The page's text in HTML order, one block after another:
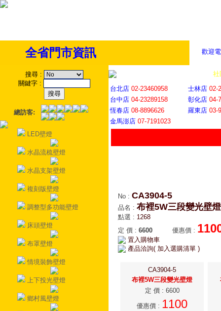
歡迎
全省門市資訊
搜尋 :
關鍵字 :
總訪客:
LED壁燈
水晶流梳壁燈
水晶支架壁燈
複刻版壁燈
調整型多功能壁燈
床頭壁燈
布罩壁燈
情境裝飾壁燈
上下投光壁燈
鄉村風壁燈
社
台北店 02-23460958 士林店 02-
台中店 04-23289158 彰化店 04-
恆春店 08-8896626 羅東店 03-
金馬澎店 07-7191023
No : CA3904-5
品名 : 布裡5W三段變光壁燈
點選 : 1268
定 價 : 6600 優惠價 :
置入購物車
產品洽詢( 加入選購清單 )
CA3904-5
布裡5W三段變光壁燈
定 價: 6600
優惠價 : 1100